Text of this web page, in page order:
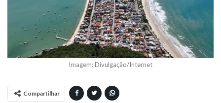
Imagem: Divulgação/Internet
Compartilhar